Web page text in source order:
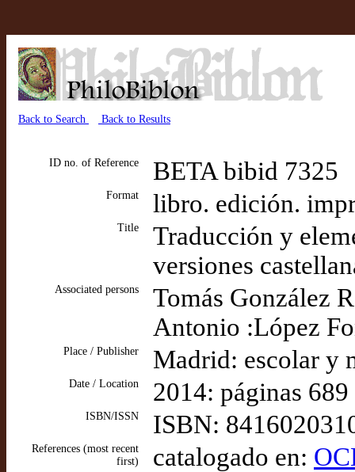
Back to Search Back to Results
ID no. of Reference BETA bibid 7325
Format libro. edición.
Title
Traducción y
versiones
Associated persons
Tomás González
Antonio :López
Place / Publisher Madrid: escolar y
Date / Location 2014: páginas 689
ISBN/ISSN ISBN:
References (most recent
first)
catalogado en: